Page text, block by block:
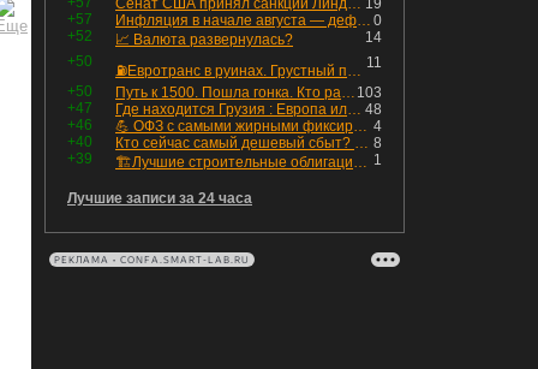
19
Сенат США принял санкции Линдси Грэма против России
+57
0
Инфляция в начале августа — дефляция из-за топлива и плодоовощной корзины, но услуги продолжают дорожать, а рубль начал ослабевать.
+52
14
📈 Валюта развернулась?
+50
11
⛽️Евротранс в руинах. Грустный пост😶😞 Что изменилось в облигациях?
+50
103
Путь к 1500. Пошла гонка. Кто раньше продаст.
+47
48
Где находится Грузия : Европа или Азия
+46
4
💪 ОФЗ с самыми жирными фиксированными купонами
+40
8
Кто сейчас самый дешевый сбыт? Сводный пост по сбытовым компаниям по отчетам РСБУ за Q2 26г.
+39
1
🏗Лучшие строительные облигации первого эшелона
Лучшие записи за 24 часа
РЕКЛАМА • CONFA.SMART-LAB.RU